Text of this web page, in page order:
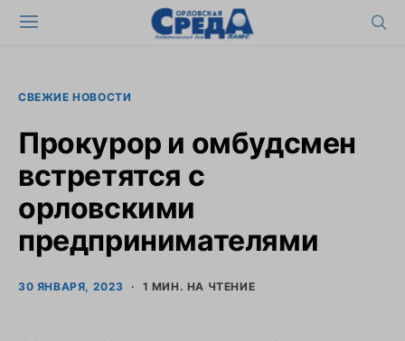
СВЕЖИЕ НОВОСТИ
Прокурор и омбудсмен
встретятся с
орловскими
предпринимателями
30 ЯНВАРЯ, 2023 1 МИН. НА ЧТЕНИЕ